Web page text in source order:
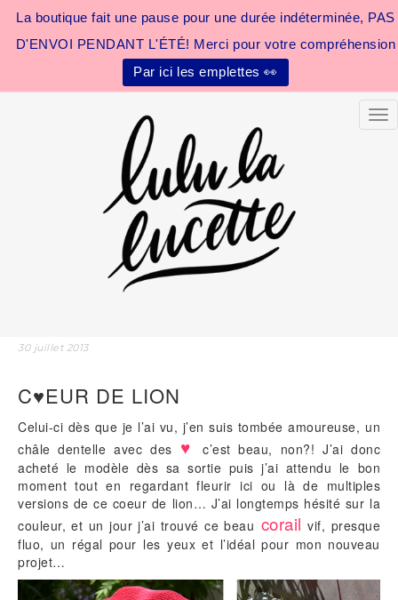
La boutique fait une pause pour une durée indéterminée, PAS
D'ENVOI PENDANT L'ÉTÉ! Merci pour votre compréhension
Par ici les emplettes 👀
30 juillet 2013
C♥EUR DE LION
Celui-ci dès que je l’ai vu, j’en suis tombée amoureuse, un
châle dentelle avec des ♥
c’est beau, non?! J’ai donc
acheté le modèle dès sa sortie puis j’ai attendu le bon
moment tout en regardant fleurir ici ou là de multiples
versions de ce coeur de lion… J’ai longtemps hésité sur la
couleur, et un jour j’ai trouvé ce beau corail vif, presque
fluo, un régal pour les yeux et l’idéal pour mon nouveau
projet…